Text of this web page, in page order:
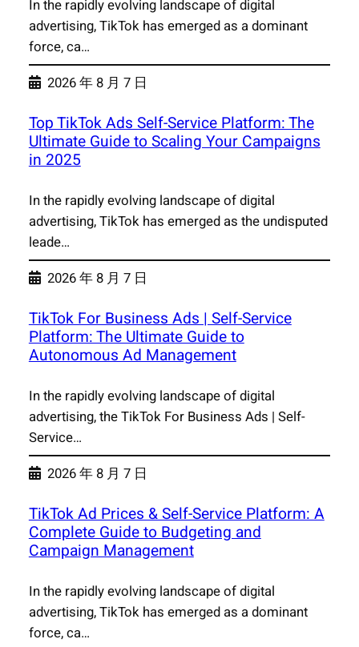
In the rapidly evolving landscape of digital
advertising, TikTok has emerged as a dominant
force, ca…
2026 年 8 月 7 日
Top TikTok Ads Self-Service Platform: The
Ultimate Guide to Scaling Your Campaigns
in 2025
In the rapidly evolving landscape of digital
advertising, TikTok has emerged as the undisputed
leade…
2026 年 8 月 7 日
TikTok For Business Ads | Self-Service
Platform: The Ultimate Guide to
Autonomous Ad Management
In the rapidly evolving landscape of digital
advertising, the TikTok For Business Ads | Self-
Service…
2026 年 8 月 7 日
TikTok Ad Prices & Self-Service Platform: A
Complete Guide to Budgeting and
Campaign Management
In the rapidly evolving landscape of digital
advertising, TikTok has emerged as a dominant
force, ca…